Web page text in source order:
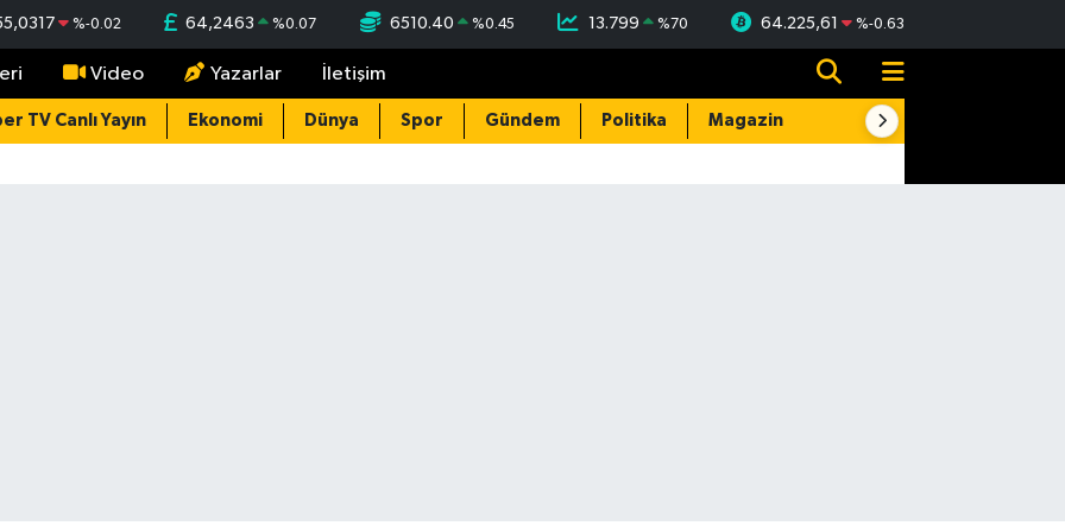
%-0.02 64,2463 %0.07 6510.40 %0.45 13.799 %70 64.225,61 %-0.63
Video Yazarlar İletişim
TV Canlı Yayın Ekonomi Dünya Spor Gündem Politika Magazin Resmi İlanlar